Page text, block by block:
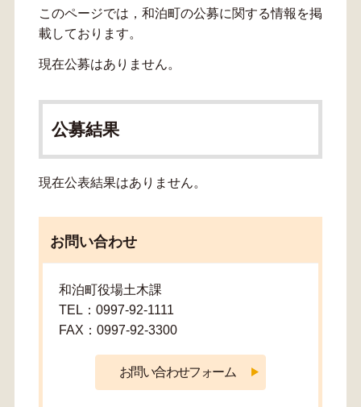
このページでは，和泊町の公募に関する情報を掲
載しております。
現在公募はありません。
公募結果
現在公表結果はありません。
お問い合わせ
和泊町役場土木課
TEL：0997-92-1111
FAX：0997-92-3300